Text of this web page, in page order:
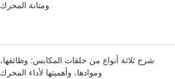
ومتانة المحرك
شرح ثلاثة أنواع من حلقات المكابس: وظائفها،
وموادها، وأهميتها لأداء المحرك